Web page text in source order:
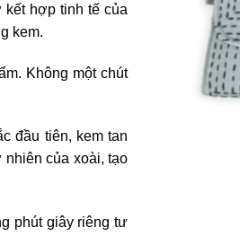
hợp tinh tế của
kem.
Không một chút
đầu tiên, kem tan
của xoài, tạo
phút giây riêng tư